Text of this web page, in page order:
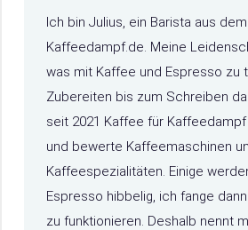
Ich bin Julius, ein Barista aus
Kaffeedampf.de. Meine
was mit Kaffee und Espresso zu
Zubereiten bis zum Schreiben
seit 2021 Kaffee für
und bewerte Kaffeemaschinen
Kaffeespezialitäten. Einige
Espresso hibbelig, ich fange
zu funktionieren. Deshalb nennt